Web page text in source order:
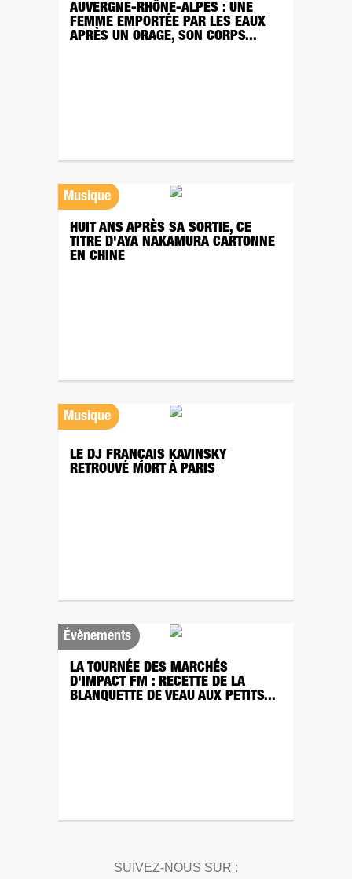
AUVERGNE-RHÔNE-ALPES : UNE
FEMME EMPORTÉE PAR LES EAUX
APRÈS UN ORAGE, SON CORPS...
Musique
HUIT ANS APRÈS SA SORTIE, CE
TITRE D'AYA NAKAMURA CARTONNE
EN CHINE
Musique
LE DJ FRANÇAIS KAVINSKY
RETROUVÉ MORT À PARIS
Évènements
LA TOURNÉE DES MARCHÉS
D'IMPACT FM : RECETTE DE LA
BLANQUETTE DE VEAU AUX PETITS...
SUIVEZ-NOUS SUR :